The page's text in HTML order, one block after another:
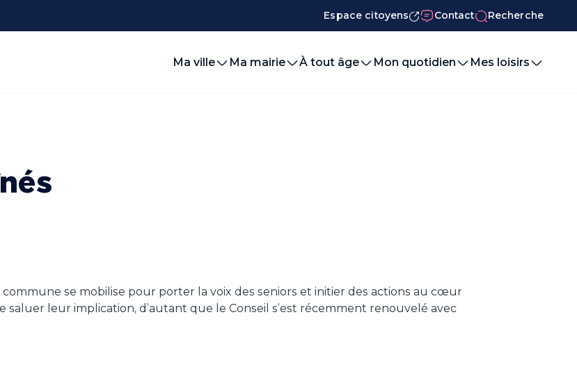
Espace citoyens Contact Recherche
Ma ville Ma mairie À tout âge Mon quotidien Mes loisirs
se mobilise pour porter la voix des seniors et initier des actions au cœur
saluer leur implication, d’autant que le Conseil s’est récemment renouvelé avec